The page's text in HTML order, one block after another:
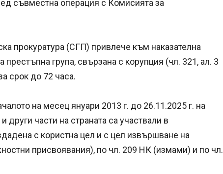
съвместна операция с Комисията за
прокуратура (СГП) привлече към наказателна
престъпна група, свързана с корупция (чл. 321, ал. 3
срок до 72 часа.
на месец януари 2013 г. до 26.11.2025 г. на
други части на страната са участвали в
с користна цел и с цел извършване на
присвоявания), по чл. 209 НК (измами) и по чл.